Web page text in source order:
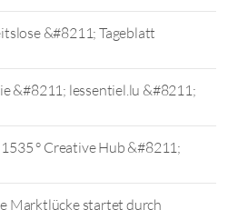
&#8211; Tageblatt
&#8211; lessentiel.lu &#8211;
° Creative Hub &#8211;
Marktlücke startet durch